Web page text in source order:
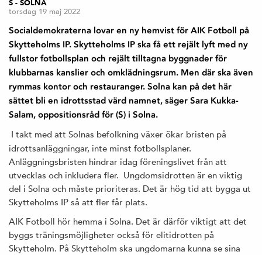
S - SOLNA
torsdag 19 maj 2022
Socialdemokraterna lovar en ny hemvist för AIK Fotboll på
Skytteholms IP. Skytteholms IP ska få ett rejält lyft med ny
fullstor fotbollsplan och rejält tilltagna byggnader för
klubbarnas kanslier och omklädningsrum. Men där ska även
rymmas kontor och restauranger. Solna kan på det här
sättet bli en idrottsstad värd namnet, säger Sara Kukka-
Salam, oppositionsråd för (S) i Solna.
I takt med att Solnas befolkning växer ökar bristen på
idrottsanläggningar, inte minst fotbollsplaner.
Anläggningsbristen hindrar idag föreningslivet från att
utvecklas och inkludera fler. Ungdomsidrotten är en viktig
del i Solna och måste prioriteras. Det är hög tid att bygga ut
Skytteholms IP så att fler får plats.
AIK Fotboll hör hemma i Solna. Det är därför viktigt att det
byggs träningsmöjligheter också för elitidrotten på
Skytteholm. På Skytteholm ska ungdomarna kunna se sina